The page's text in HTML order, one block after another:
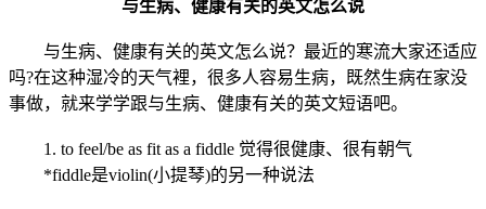
与生病、健康有关的英文怎么说
与生病、健康有关的英文怎么说？最近的寒流大家还适应
吗?在这种湿冷的天气裡，很多人容易生病，既然生病在家没
事做，就来学学跟与生病、健康有关的英文短语吧。
1. to feel/be as fit as a fiddle 觉得很健康、很有朝气
*fiddle是violin(小提琴)的另一种说法